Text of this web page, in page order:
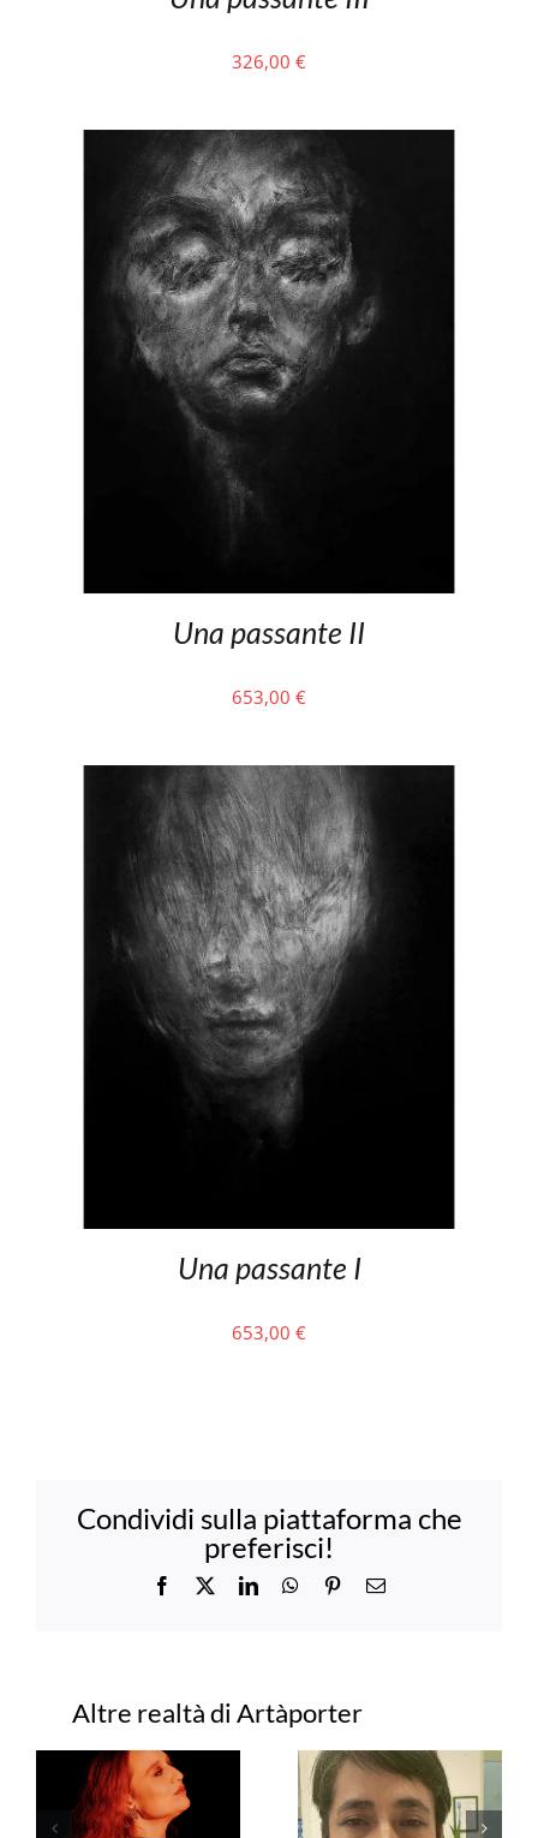
326,00 €
Una passante II
653,00 €
Una passante I
653,00 €
Condividi sulla piattaforma che
preferisci!
Facebook LinkedInWhatsApp
PinterestEmail
Progetti correlati